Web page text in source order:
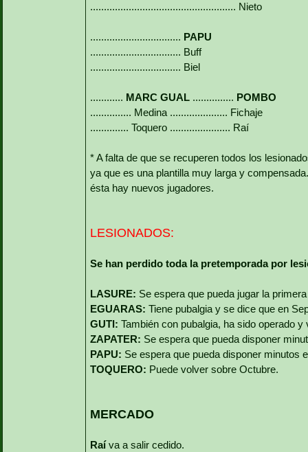
..................................................... Nieto
................................. PAPU
................................. Buff
................................. Biel
............ MARC GUAL ............... POMBO
............... Medina ..................... Fichaje
.............. Toquero ...................... Raí
* A falta de que se recuperen todos los
ya que es una plantilla muy larga y
ésta hay nuevos jugadores.
LESIONADOS:
Se han perdido toda la pretemporada por
LASURE: Se espera que pueda jugar la
EGUARAS: Tiene pubalgia y se dice que en
GUTI: También con pubalgia, ha sido operado
ZAPATER: Se espera que pueda disponer
PAPU: Se espera que pueda disponer minutos
TOQUERO: Puede volver sobre Octubre.
MERCADO
Raíva a salir cedido.